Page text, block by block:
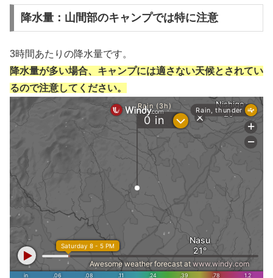
降水量：山間部のキャンプでは特に注意
3時間あたりの降水量です。
降水量が多い場合、キャンプには適さない天候とされてい
るので注意してください。